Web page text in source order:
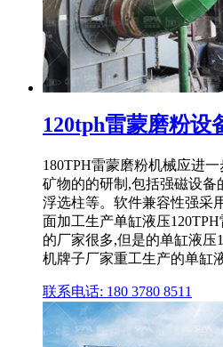
120tph雷蒙磨粉设
180TPH雷蒙磨粉机械应进
矿物的的研制,包括强磁设备
浮选柱等。软件兼容性强采
面加工生产单缸液压
的厂家很多,但是的单缸液压
机牌子厂家重工生产的单缸
联系电话: 180 3780 8511